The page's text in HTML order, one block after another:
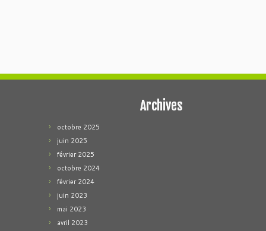
Archives
octobre 2025
juin 2025
février 2025
octobre 2024
février 2024
juin 2023
mai 2023
avril 2023